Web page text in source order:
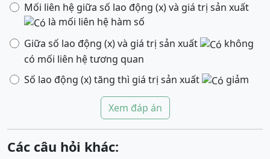
Mối liên hệ giữa số lao động (x) và giá trị sản xuất
là mối liên hệ hàm số
Giữa số lao động (x) và giá trị sản xuất
không
có mối liên hệ tương quan
Số lao động (x) tăng thì giá trị sản xuất
giảm
Xem đáp án
Các câu hỏi khác: